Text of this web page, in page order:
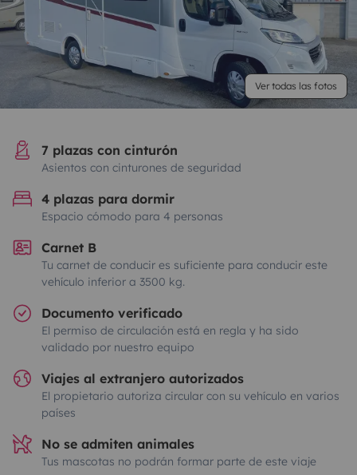
Ver todas las fotos
7 plazas con cinturón
Asientos con cinturones de seguridad
4 plazas para dormir
Espacio cómodo para 4 personas
Carnet B
Tu carnet de conducir es suficiente para conducir este
vehículo inferior a 3500 kg.
Documento verificado
El permiso de circulación está en regla y ha sido
validado por nuestro equipo
Viajes al extranjero autorizados
El propietario autoriza circular con su vehículo en varios
países
No se admiten animales
Tus mascotas no podrán formar parte de este viaje